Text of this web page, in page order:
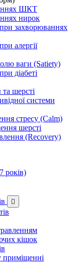
ШКТ
нирок
захворюваннях
алергії
ваги (Satiety)
діабеті
шерсті
системи
стресу (Calm)
шерсті
(Recovery)
років)

кішок
приміщенні